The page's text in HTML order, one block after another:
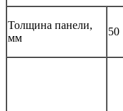
Толщина панели,
мм
50